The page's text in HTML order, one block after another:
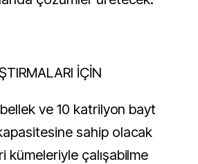
İÇİN
ve 10 katrilyon bayt
sahip olacak
kümeleriyle çalışabilme